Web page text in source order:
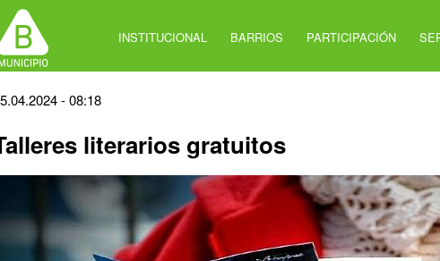
INSTITUCIONAL BARRIOS PARTICIPACIÓN
- 08:18
literarios gratuitos